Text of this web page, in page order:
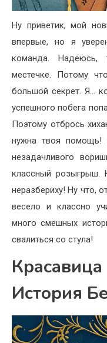
Ну приветик, мой
впервые, но я
команда.
местечке. Потому
большой секрет. Я…
успешного побега
Поэтому отбрось
нужна твоя помощь!
незадачливого
классный розыгрыш.
неразбериху! Ну что,
весело и классно
много смешных
свалиться со стула!
История